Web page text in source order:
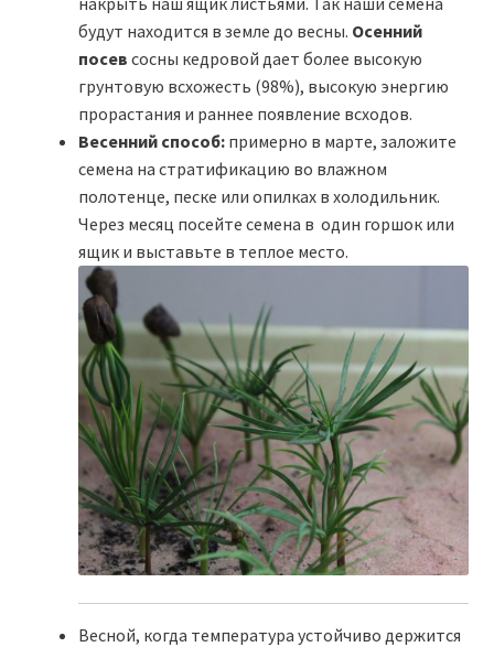
будут находится в земле до весны. Осенний
посев сосны кедровой дает более высокую
грунтовую всхожесть (98%), высокую энергию
прорастания и раннее появление всходов.
Весенний способ: примерно в марте, заложите
семена на стратификацию во влажном
полотенце, песке или опилках в холодильник.
Через месяц посейте семена в один горшок или
ящик и выставьте в теплое место.
Весной, когда температура устойчиво держится